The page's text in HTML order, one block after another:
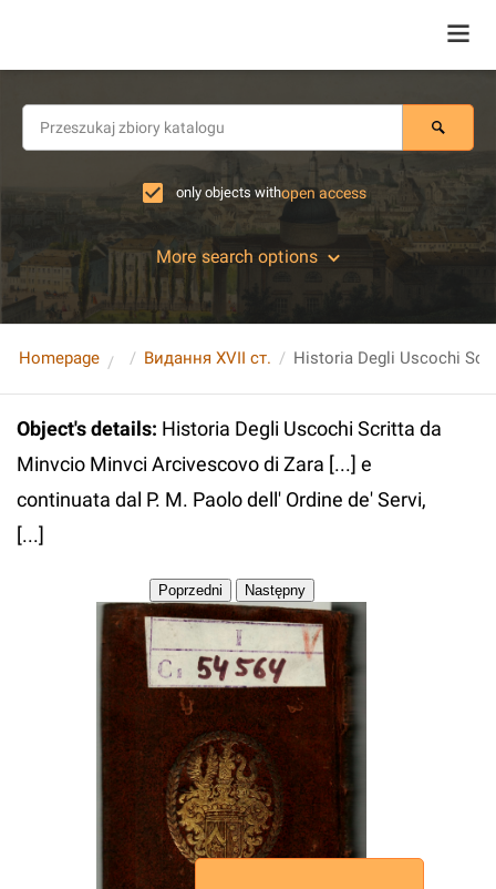
only objects withopen access
More search options
Homepage Видання XVII ст.
Object's details: Historia Degli Uscochi Scritta da
Minvcio Minvci Arcivescovo di Zara [...] e
continuata dal P. M. Paolo dell' Ordine de' Servi,
[...]